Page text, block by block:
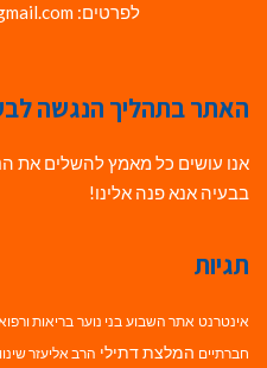
לפרטים: Avihai.ZoomAt@gmail.com
האתר בתהליך הנגשה
אנו עושים כל מאמץ להשלים את
בבעיה אנא פנה אלינו!
תגיות
אינטרנט אתר השבוע בני נוער בריאות
חברתיים המלצת דתילי הרב אליעזר